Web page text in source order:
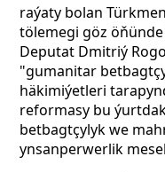
raýaty bolan
tölemegi göz
Deputat Dmitriý
"gumanitar
häkimiýetleri
reformasy bu
betbagtçylyk we
ynsanperwerlik